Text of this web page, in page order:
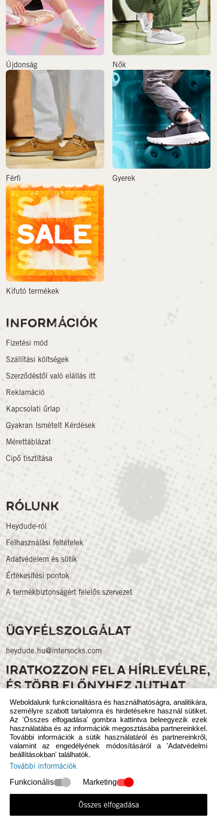
Újdonság Nők
Férfi Gyerek
Kifutó termékek
INFORMÁCIÓK
Fizetési mód
Szállítási költségek
Szerződéstől való elállás itt
Reklamáció
Kapcsolati űrlap
Gyakran Ismételt Kérdések
Mérettáblázat
Cipő tisztítása
RÓLUNK
Heydude-ról
Felhasználási feltételek
Adatvédelem és sütik
Értékesítési pontok
A termékbiztonságért felelős szervezet
ÜGYFÉLSZOLGÁLAT
heydude.hu@intersocks.com
IRATKOZZON FEL A HÍRLEVÉLRE,
ÉS TÖBB ELŐNYHEZ JUTHAT
Kövess minket a közösségi médiában
Weboldalunk funkcionalitásra és használhatóságra, analitikára,
személyre szabott tartalomra és hirdetésekre használ sütiket.
Az 'Összes elfogadása' gombra kattintva beleegyezik ezek
használatába és az információk megosztásába partnereinkkel.
További információk a sütik használatáról és partnereinkről,
valamint az engedélyének módosításáról a 'Adatvédelmi
beállításokban' találhatók.
További információk
Funkcionális Marketing
Összes elfogadása